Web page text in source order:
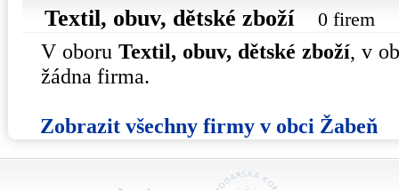
Textil, obuv, dětské zboží 0 firem
V oboru Textil, obuv, dětské zboží, v
žádna firma.
Zobrazit všechny firmy v obci Žabeň